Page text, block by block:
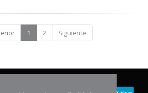
1 2 Siguiente